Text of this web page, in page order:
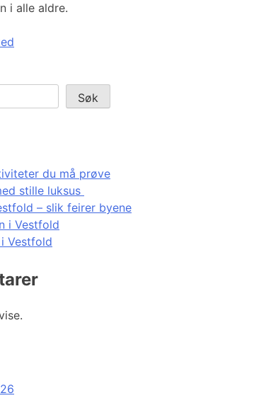
i alle aldre.
Søk
du må prøve
stille luksus
– slik feirer byene
i Vestfold
Vestfold